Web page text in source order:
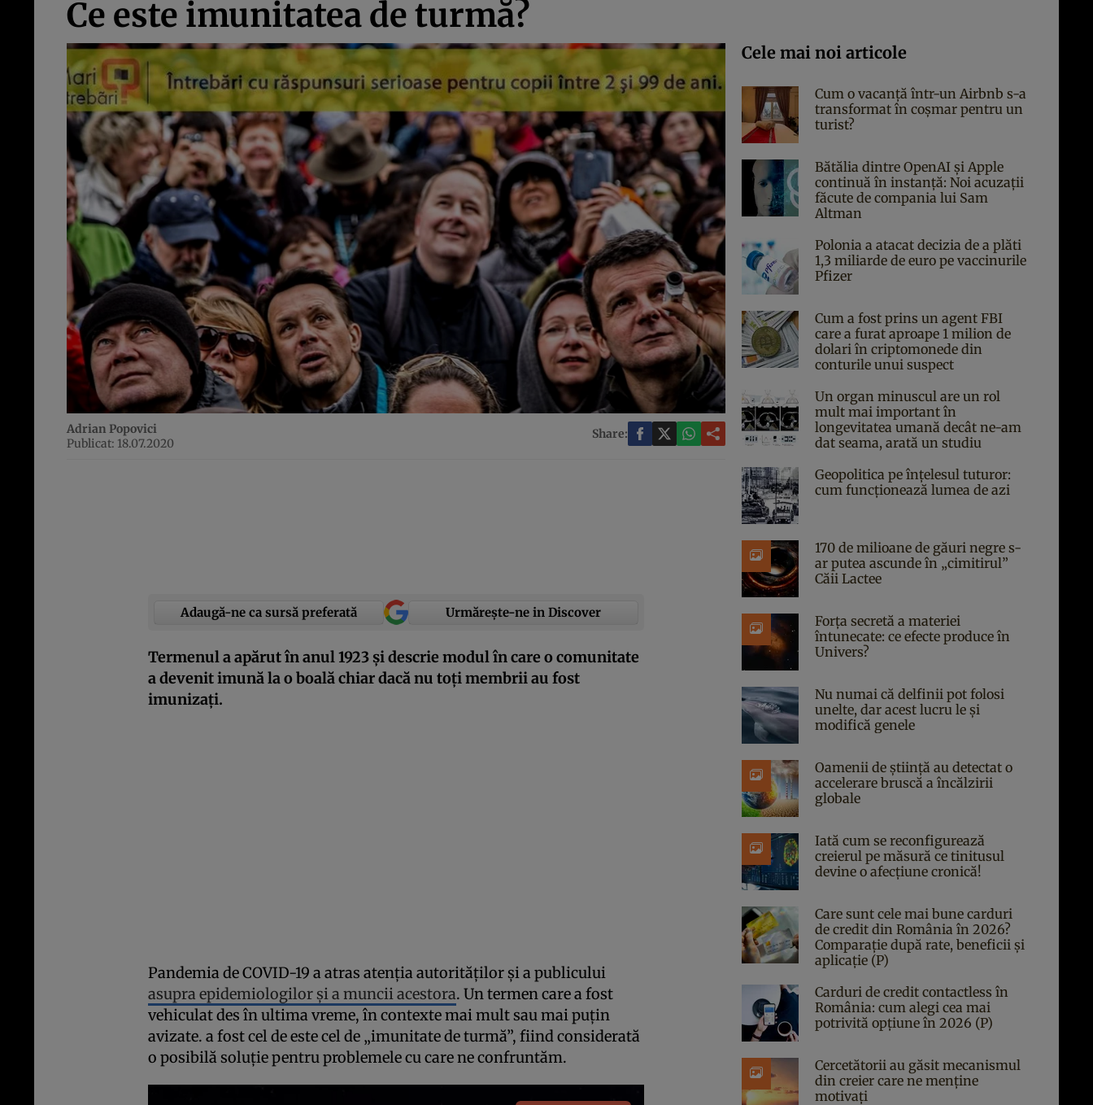
Ce este imunitatea de turmă?
Adrian Popovici
Publicat: 18.07.2020
Share:
Adaugă-ne ca sursă preferată Urmărește-ne in Discover
Termenul a apărut în anul 1923 și descrie modul în care o comunitate
a devenit imună la o boală chiar dacă nu toți membrii au fost
imunizați.
Pandemia de COVID-19 a atras atenția autorităților și a publicului
asupra epidemiologilor și a muncii acestora. Un termen care a fost
vehiculat des în ultima vreme, în contexte mai mult sau mai puțin
avizate. a fost cel de este cel de „imunitate de turmă”, fiind considerată
o posibilă soluție pentru problemele cu care ne confruntăm.
Cele mai noi articole
Cum o vacanță într-un Airbnb s-a
transformat în coșmar pentru un
turist?
Bătălia dintre OpenAI și Apple
continuă în instanță: Noi acuzații
făcute de compania lui Sam
Altman
Polonia a atacat decizia de a plăti
1,3 miliarde de euro pe vaccinurile
Pfizer
Cum a fost prins un agent FBI
care a furat aproape 1 milion de
dolari în criptomonede din
conturile unui suspect
Un organ minuscul are un rol
mult mai important în
longevitatea umană decât ne-am
dat seama, arată un studiu
Geopolitica pe înțelesul tuturor:
cum funcționează lumea de azi
170 de milioane de găuri negre s-
ar putea ascunde în „cimitirul”
Căii Lactee
Forța secretă a materiei
întunecate: ce efecte produce în
Univers?
Nu numai că delfinii pot folosi
unelte, dar acest lucru le și
modifică genele
Oamenii de știință au detectat o
accelerare bruscă a încălzirii
globale
Iată cum se reconfigurează
creierul pe măsură ce tinitusul
devine o afecțiune cronică!
Care sunt cele mai bune carduri
de credit din România în 2026?
Comparație după rate, beneficii și
aplicație (P)
Carduri de credit contactless în
România: cum alegi cea mai
potrivită opțiune în 2026 (P)
Cercetătorii au găsit mecanismul
din creier care ne menține
motivați